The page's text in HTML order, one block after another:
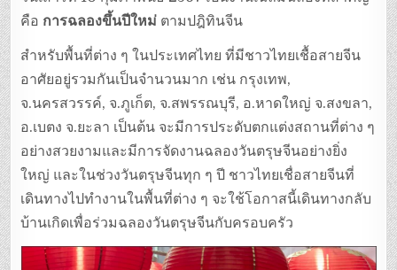
คือ การฉลองขึ้นปีใหม่ ตามปฎิทินจีน
สำหรับพื้นที่ต่าง ๆ ในประเทศไทย ที่มีชาวไทยเชื้อสายจีน
อาศัยอยู่รวมกันเป็นจำนวนมาก เช่น กรุงเทพ,
จ.นครสวรรค์, จ.ภูเก็ต, จ.สพรรณบุรี, อ.หาดใหญ่ จ.สงขลา,
อ.เบตง จ.ยะลา เป็นต้น จะมีการประดับตกแต่งสถานที่ต่าง ๆ
อย่างสวยงามและมีการจัดงานฉลองวันตรุษจีนอย่างยิ่ง
ใหญ่ และในช่วงวันตรุษจีนทุก ๆ ปี ชาวไทยเชื่อสายจีนที่
เดินทางไปทำงานในพื้นที่ต่าง ๆ จะใช้โอกาสนี้เดินทางกลับ
บ้านเกิดเพื่อร่วมฉลองวันตรุษจีนกับครอบครัว